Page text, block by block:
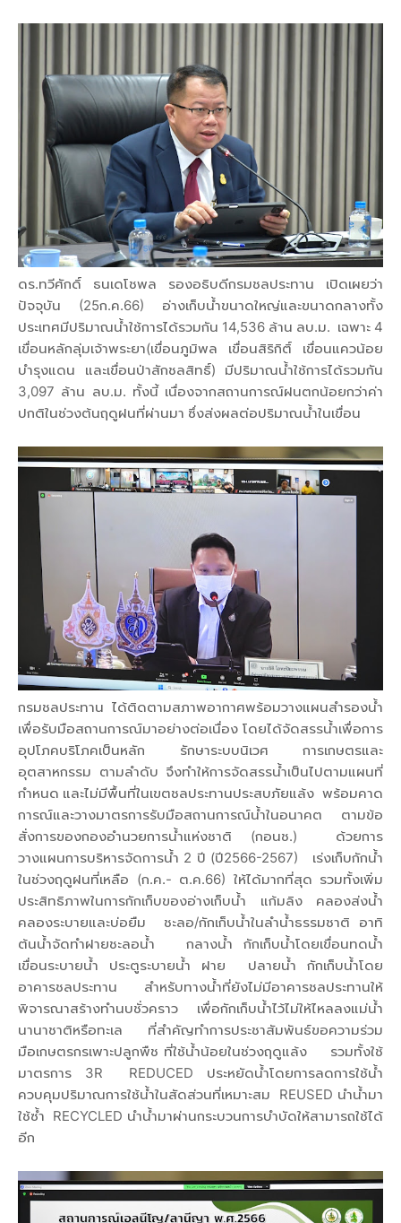
ดร.ทวีศักดิ์ ธนเดโชพล รองอธิบดีกรมชลประทาน เปิดเผยว่า
ปัจจุบัน (25ก.ค.66) อ่างเก็บน้ำขนาดใหญ่และขนาดกลางทั้ง
ประเทศมีปริมาณน้ำใช้การได้รวมกัน 14,536 ล้าน ลบ.ม. เฉพาะ 4
เขื่อนหลักลุ่มเจ้าพระยา(เขื่อนภูมิพล เขื่อนสิริกิติ์ เขื่อนแควน้อย
บำรุงแดน และเขื่อนป่าสักชลสิทธิ์) มีปริมาณน้ำใช้การได้รวมกัน
3,097 ล้าน ลบ.ม. ทั้งนี้ เนื่องจากสถานการณ์ฝนตกน้อยกว่าค่า
ปกติในช่วงต้นฤดูฝนที่ผ่านมา ซึ่งส่งผลต่อปริมาณน้ำในเขื่อน
กรมชลประทาน ได้ติดตามสภาพอากาศพร้อมวางแผนสำรองน้ำ
เพื่อรับมือสถานการณ์มาอย่างต่อเนื่อง โดยได้จัดสรรน้ำเพื่อการ
อุปโภคบริโภคเป็นหลัก รักษาระบบนิเวศ การเกษตรและ
อุตสาหกรรม ตามลำดับ จึงทำให้การจัดสรรน้ำเป็นไปตามแผนที่
กำหนด และไม่มีพื้นที่ในเขตชลประทานประสบภัยแล้ง พร้อมคาด
การณ์และวางมาตรการรับมือสถานการณ์น้ำในอนาคต ตามข้อ
สั่งการของกองอำนวยการน้ำแห่งชาติ (กอนช.) ด้วยการ
วางแผนการบริหารจัดการน้ำ 2 ปี (ปี2566-2567) เร่งเก็บกักน้ำ
ในช่วงฤดูฝนที่เหลือ (ก.ค.- ต.ค.66) ให้ได้มากที่สุด รวมทั้งเพิ่ม
ประสิทธิภาพในการกักเก็บของอ่างเก็บน้ำ แก้มลิง คลองส่งน้ำ
คลองระบายและบ่อยืม ชะลอ/กักเก็บน้ำในลำน้ำธรรมชาติ อาทิ
ต้นน้ำจัดทำฝายชะลอน้ำ กลางน้ำ กักเก็บน้ำโดยเขื่อนทดน้ำ
เขื่อนระบายน้ำ ประตูระบายน้ำ ฝาย ปลายน้ำ กักเก็บน้ำโดย
อาคารชลประทาน สำหรับทางน้ำที่ยังไม่มีอาคารชลประทานให้
พิจารณาสร้างทำนบชั่วคราว เพื่อกักเก็บน้ำไว้ไม่ให้ไหลลงแม่น้ำ
นานาชาติหรือทะเล ที่สำคัญทำการประชาสัมพันธ์ขอความร่วม
มือเกษตรกรเพาะปลูกพืช ที่ใช้น้ำน้อยในช่วงฤดูแล้ง รวมทั้งใช้
มาตรการ 3R REDUCED ประหยัดน้ำโดยการลดการใช้น้ำ
ควบคุมปริมาณการใช้น้ำในสัดส่วนที่เหมาะสม REUSED นำน้ำมา
ใช้ซ้ำ RECYCLED นำน้ำมาผ่านกระบวนการบำบัดให้สามารถใช้ได้
อีก